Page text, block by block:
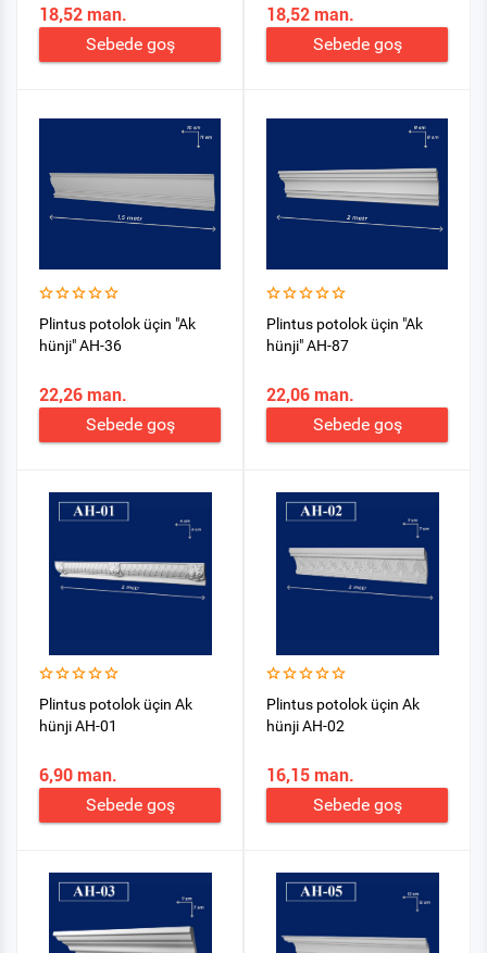
18,52 man.
Sebede goş
18,52 man.
Sebede goş
Plintus potolok üçin "Ak
hünji" AH-36
22,26 man.
Sebede goş
Plintus potolok üçin "Ak
hünji" AH-87
22,06 man.
Sebede goş
Plintus potolok üçin Ak
hünji AH-01
6,90 man.
Sebede goş
Plintus potolok üçin Ak
hünji AH-02
16,15 man.
Sebede goş